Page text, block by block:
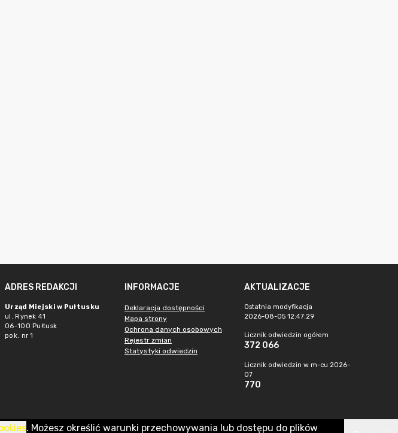
ADRES REDAKCJI
Urząd Miejski w Pułtusku
ul. Rynek 41
06-100 Pułtusk
pok. nr 1
INFORMACJE
Deklaracja dostępności
Mapa strony
Ochrona danych osobowych
Rejestr zmian
Statystyki odwiedzin
AKTUALIZACJE
Ostatnia modyfikacja
2026-08-05 12:47:29
Licznik odwiedzin ogółem
372 066
Licznik odwiedzin w m-cu 2026-
07
770
. Możesz określić warunki przechowywania lub dostępu do plików